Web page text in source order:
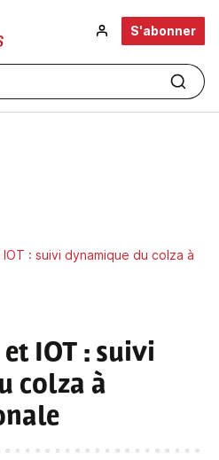
S'abonner
: suivi dynamique du colza à
IOT : suivi
colza à